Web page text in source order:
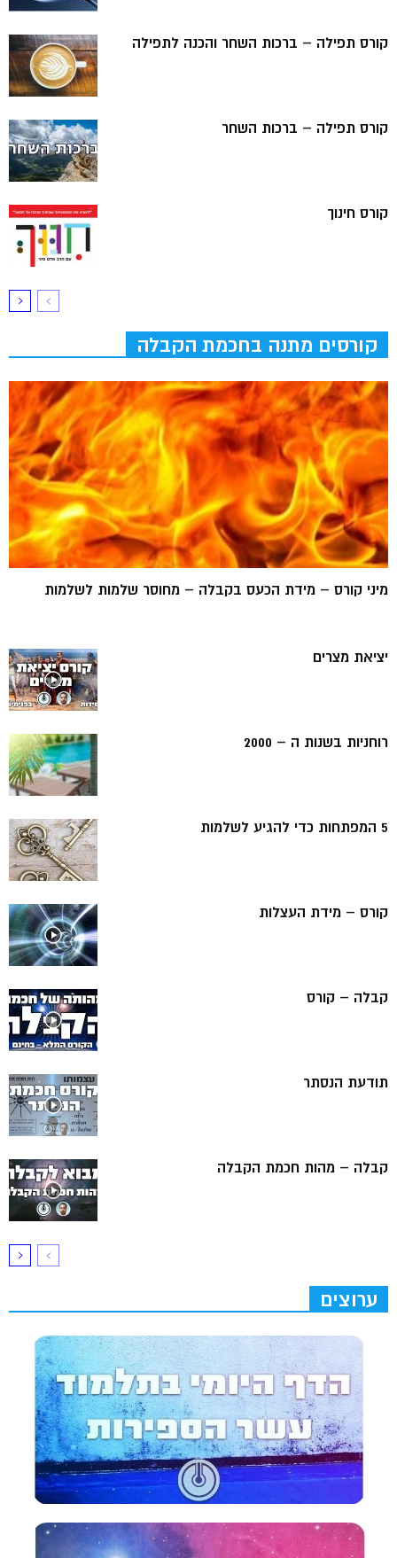
קורס תפילה – ברכות השחר והכנה לתפילה
קורס תפילה – ברכות השחר
קורס חינוך
קורסים מתנה בחכמת הקבלה
מיני קורס – מידת הכעס בקבלה – מחוסר שלמות לשלמות
יציאת מצרים
רוחניות בשנות ה – 2000
5 המפתחות כדי להגיע לשלמות
קורס – מידת העצלות
קבלה – קורס
תודעת הנסתר
קבלה – מהות חכמת הקבלה
ערוצים